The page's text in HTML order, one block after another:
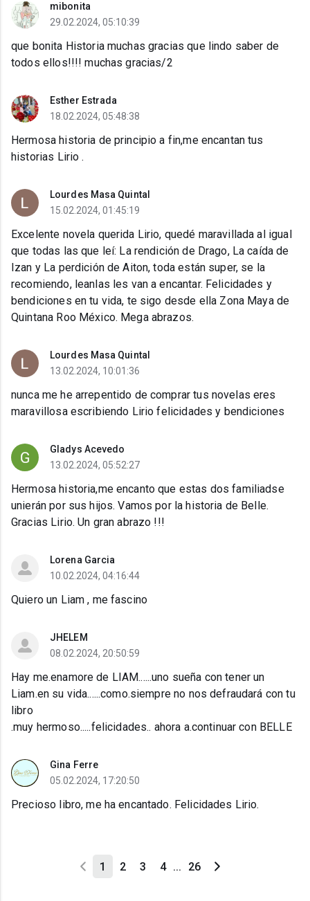
mibonita
29.02.2024, 05:10:39
que bonita Historia muchas gracias que lindo saber de
todos ellos!!!! muchas gracias/2
Esther Estrada
18.02.2024, 05:48:38
Hermosa historia de principio a fin,me encantan tus
historias Lirio .
Lourdes Masa Quintal
15.02.2024, 01:45:19
Excelente novela querida Lirio, quedé maravillada al igual
que todas las que leí: La rendición de Drago, La caída de
Izan y La perdición de Aiton, toda están super, se la
recomiendo, leanlas les van a encantar. Felicidades y
bendiciones en tu vida, te sigo desde ella Zona Maya de
Quintana Roo México. Mega abrazos.
Lourdes Masa Quintal
13.02.2024, 10:01:36
nunca me he arrepentido de comprar tus novelas eres
maravillosa escribiendo Lirio felicidades y bendiciones
Gladys Acevedo
13.02.2024, 05:52:27
Hermosa historia,me encanto que estas dos familiadse
unierán por sus hijos. Vamos por la historia de Belle.
Gracias Lirio. Un gran abrazo !!!
Lorena Garcia
10.02.2024, 04:16:44
Quiero un Liam , me fascino
JHELEM
08.02.2024, 20:50:59
Hay me.enamore de LIAM......uno sueña con tener un
Liam.en su vida......como.siempre no nos defraudará con tu
libro
.muy hermoso.....felicidades.. ahora a.continuar con BELLE
Gina Ferre
05.02.2024, 17:20:50
Precioso libro, me ha encantado. Felicidades Lirio.
1 2 3 4 ... 26